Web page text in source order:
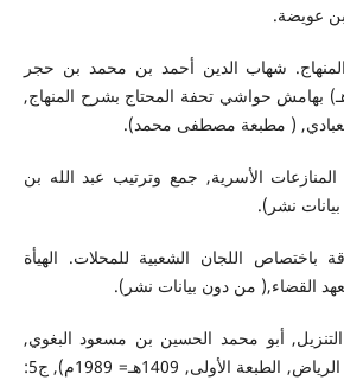
عويضة.
شهاب الدين أحمد بن محمد بن حجر
الشافعي, (974هـ) بهامش حواشي تحفة المحتاج بشرح المنهاج,
( مطبعة مصطفى محمد).
المنازعات الأسرية, جمع وترتيب عبد الله بن
نشر).
باختصاص اللجان الشعبية للمحلات. الهيأة
القضاء,( من دون بيانات نشر).
أبو محمد الحسين بن مسعود البغوي,
(ت. 516هـ), ( دار طيبة, الرياض, الطبعة الأولى, 1409هـ= 1989م), ج5: